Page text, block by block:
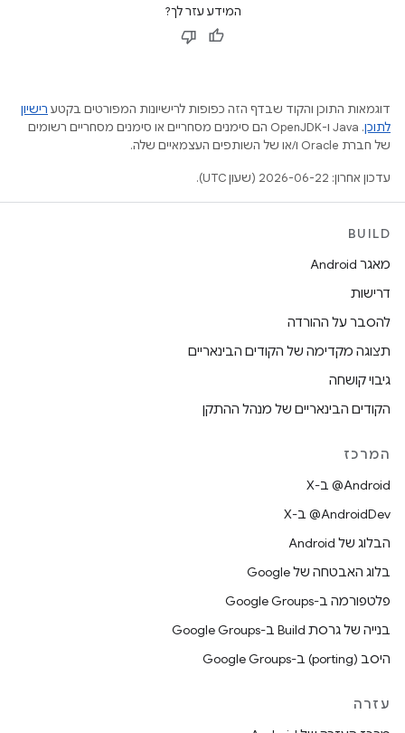
המידע עזר לך?
דוגמאות התוכן והקוד שבדף הזה כפופות לרישיונות המפורטים בקטע רישיון
לתוכן
.‏ Java ו-OpenJDK הם סימנים מסחריים או סימנים מסחריים רשומים
של חברת Oracle ו/או של השותפים העצמאיים שלה.
עדכון אחרון: 2026-06-22 (שעון UTC).
BUILD
מאגר Android
דרישות
להסבר על ההורדה
תצוגה מקדימה של הקודים הבינאריים
גיבוי קושחה
הקודים הבינאריים של מנהל ההתקן
המרכז
‫‎@Android ב-X
‫‎@AndroidDev ב-X
הבלוג של Android
בלוג האבטחה של Google
פלטפורמה ב-Google Groups
בנייה של גרסת Build ב-Google Groups
היסב (porting) ב-Google Groups
עזרה